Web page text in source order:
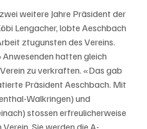
weitere Jahre Präsident der
Lengacher, lobte Aeschbach
ztugunsten des Vereins.
hatten gleich
zu verkraften. «Das gab
Präsident Aeschbach. Mit
Walkringen) und
stossen erfreulicherweise